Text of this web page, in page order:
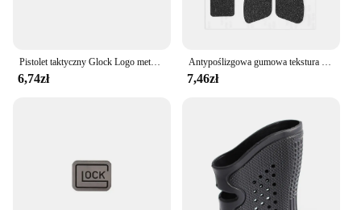
6,74zł 7,46zł